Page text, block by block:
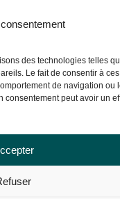
des technologies telles
Le fait de consentir à
de navigation ou
consentement peut avoir un